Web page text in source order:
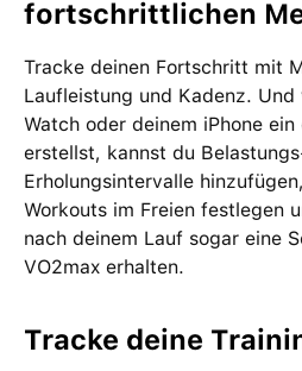
fortschrittlichen
Tracke deinen Fortschritt mit
Laufleistung und Kadenz.
Watch oder deinem iPhone ein
erstellst, kannst du
Erholungsintervalle
Workouts im Freien festlegen
nach deinem Lauf sogar eine
VO2max erhalten.
Tracke deine